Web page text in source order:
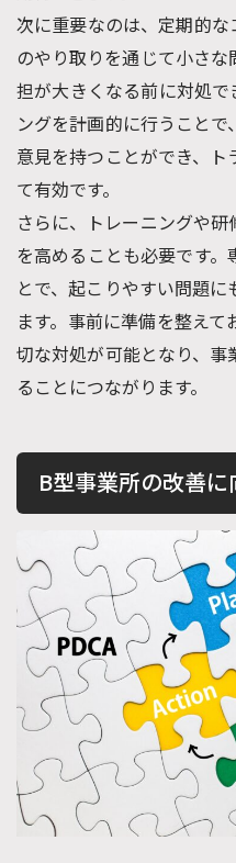
次に重要なのは、定期的
のやり取りを通じて小さ
担が大きくなる前に対処
ングを計画的に行うこと
意見を持つことができ、
て有効です。
さらに、トレーニングや
を高めることも必要です
とで、起こりやすい問題
ます。事前に準備を整え
切な対処が可能となり、
ることにつながります。
B型事業所の改善